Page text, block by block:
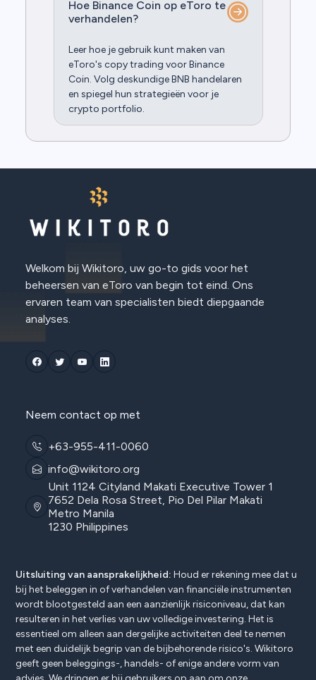
Hoe Binance Coin op eToro te
verhandelen?
Leer hoe je gebruik kunt maken van
eToro's copy trading voor Binance
Coin. Volg deskundige BNB handelaren
en spiegel hun strategieën voor je
crypto portfolio.
Welkom bij Wikitoro, uw go-to gids voor het
beheersen van eToro van begin tot eind. Ons
ervaren team van specialisten biedt diepgaande
analyses.
Neem contact op met
+63-955-411-0060
info@wikitoro.org
Unit 1124 Cityland Makati Executive Tower 1
7652 Dela Rosa Street, Pio Del Pilar Makati
Metro Manila
1230 Philippines
Uitsluiting van aansprakelijkheid: Houd er rekening mee dat u
bij het beleggen in of verhandelen van financiële instrumenten
wordt blootgesteld aan een aanzienlijk risiconiveau, dat kan
resulteren in het verlies van uw volledige investering. Het is
essentieel om alleen aan dergelijke activiteiten deel te nemen
met een duidelijk begrip van de bijbehorende risico's. Wikitoro
geeft geen beleggings-, handels- of enige andere vorm van